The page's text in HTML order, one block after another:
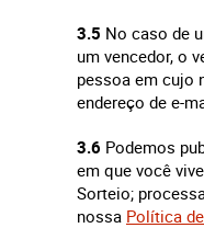
3.5 No caso de
um vencedor, o
pessoa em cujo
endereço de e-
3.6 Podemos
em que você
Sorteio;
nossa Política